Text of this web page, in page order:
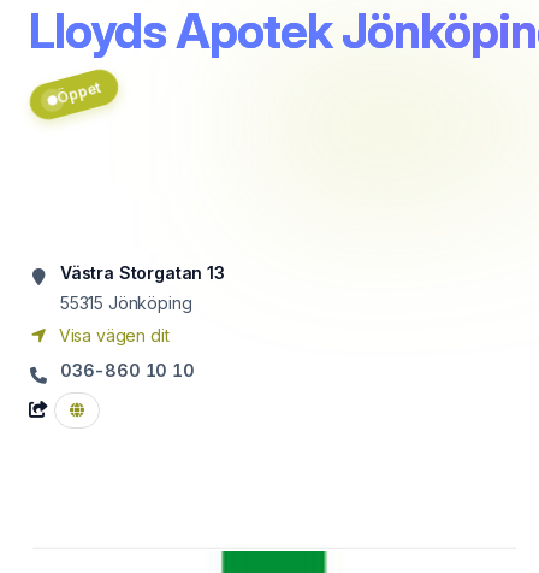
Lloyds Apotek
Öppet
Västra Storgatan 13
55315 Jönköping
Visa vägen dit
036-860 10 10